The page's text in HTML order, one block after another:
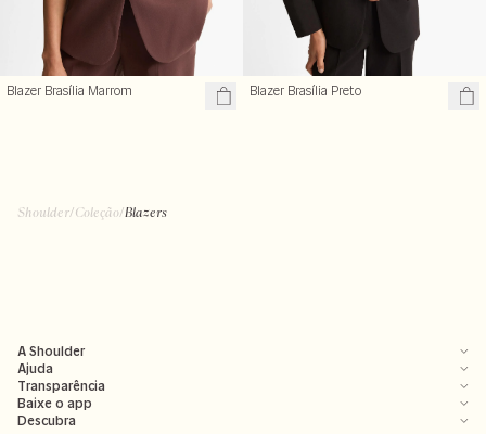
Blazer Brasília Marrom Blazer Brasília Preto
Shoulder/Coleção/Blazers
A Shoulder
Ajuda
Transparência
Baixe o app
Descubra